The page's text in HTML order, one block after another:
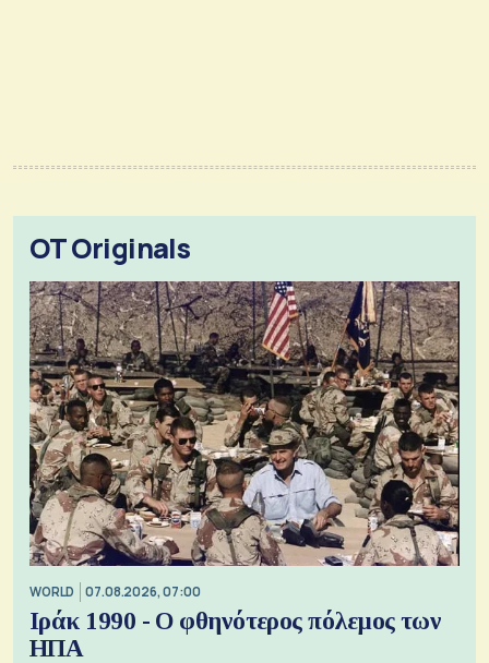
OT Originals
WORLD 07.08.2026, 07:00
Ιράκ 1990 - Ο φθηνότερος πόλεμος των
ΗΠΑ